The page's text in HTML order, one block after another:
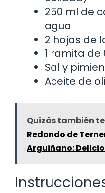
250 ml de
agua
2 hojas de
1 ramita
Sal y
Aceite de
Quizás también
Redondo de
Arguiñano: